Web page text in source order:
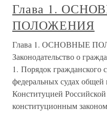
Глава 1.
ПОЛОЖЕНИЯ
Глава 1. ОСНОВНЫЕ
Законодательство о
1. Порядок гражданского
федеральных судах
Конституцией
конституционным